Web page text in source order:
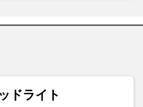
ドライト